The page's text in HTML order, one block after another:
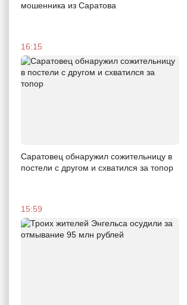
мошенника из Саратова
16:15
Саратовец обнаружил сожительницу в
постели с другом и схватился за топор
15:59